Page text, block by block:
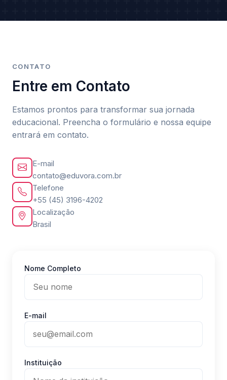
CONTATO
Entre em Contato
Estamos prontos para transformar sua jornada
educacional. Preencha o formulário e nossa equipe
entrará em contato.
E-mail
contato@eduvora.com.br
Telefone
+55 (45) 3196-4202
Localização
Brasil
Nome Completo
E-mail
Instituição